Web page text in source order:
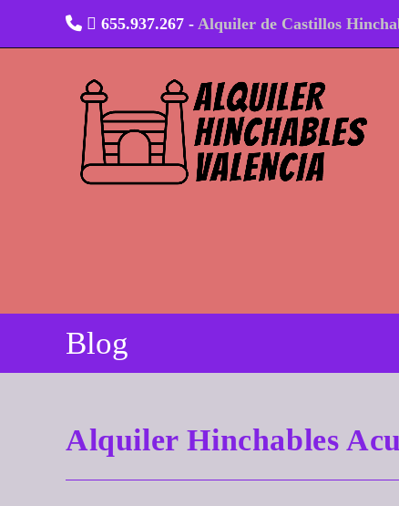
contenido
655.937.267 - Alquiler de Castillos
Blog
Alquiler Hinchables